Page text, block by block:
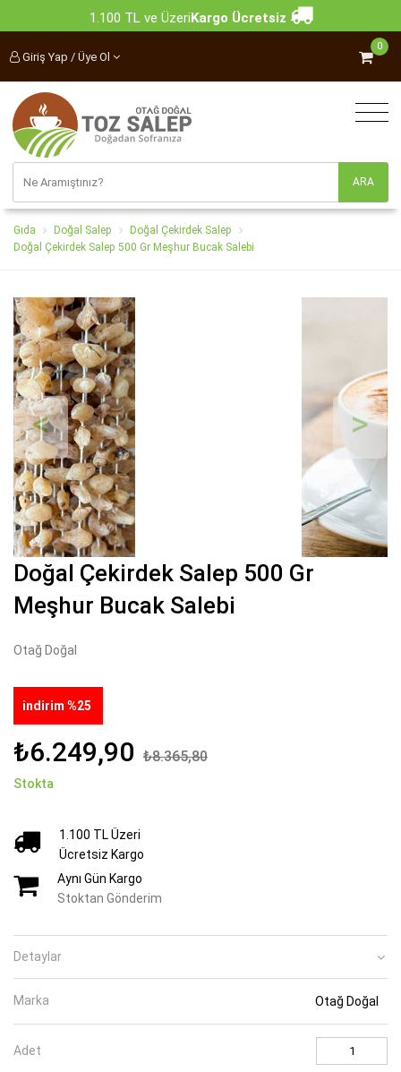
1.100 TL ve ÜzeriKargo Ücretsiz
Giriş Yap / Üye Ol
0
Gıda Doğal Salep
Doğal Çekirdek Salep
Doğal Çekirdek Salep 500 Gr Meşhur Bucak Salebi
Geri
Doğal Çekirdek Salep 500 Gr
Meşhur Bucak Salebi
Otağ Doğal
indirim %25
₺6.249,90 ₺8.365,80
Stokta
1.100 TL Üzeri
Ücretsiz Kargo
Aynı Gün Kargo
Stoktan Gönderim
Detaylar
Marka Otağ Doğal
Adet